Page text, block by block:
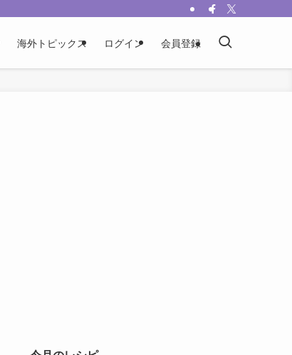
海外トピックス ログイン 会員登録